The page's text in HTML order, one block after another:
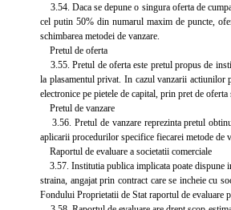
3.54. Daca se depune o singura oferta de
cel putin 50% din numarul maxim de puncte,
schimbarea metodei de vanzare.
Pretul de oferta
3.55. Pretul de oferta este pretul propus de
la plasamentul privat. In cazul vanzarii
electronice pe pietele de capital, prin pret de
Pretul de vanzare
3.56. Pretul de vanzare reprezinta pretul
aplicarii procedurilor specifice fiecarei metode de
Raportul de evaluare a societatii comerciale
3.57. Institutia publica implicata poate dispune
straina, angajat prin contract care se incheie cu
Fondului Proprietatii de Stat raportul de evaluare